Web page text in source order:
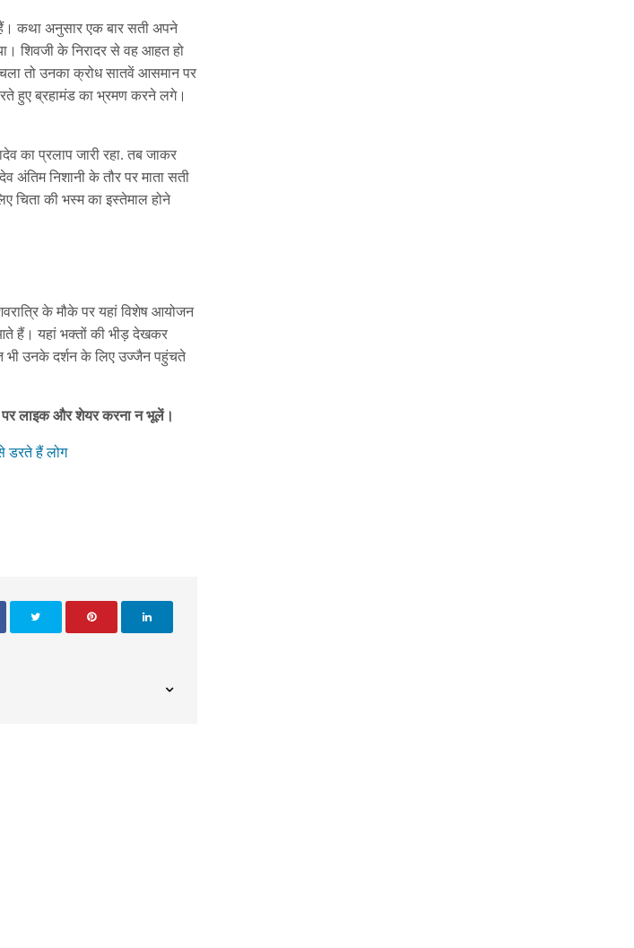
हैं। कथा अनुसार एक बार सती अपने
शिवजी के निरादर से वह आहत हो
तो उनका क्रोध सातवें आसमान पर
हुए ब्रहामंड का भ्रमण करने लगे।
का प्रलाप जारी रहा. तब जाकर
अंतिम निशानी के तौर पर माता सती
चिता की भस्म का इस्तेमाल होने
के मौके पर यहां विशेष आयोजन
हैं। यहां भक्तों की भीड़ देखकर
भी उनके दर्शन के लिए उज्जैन पहुंचते
पर लाइक और शेयर करना न भूलें।
डरते हैं लोग